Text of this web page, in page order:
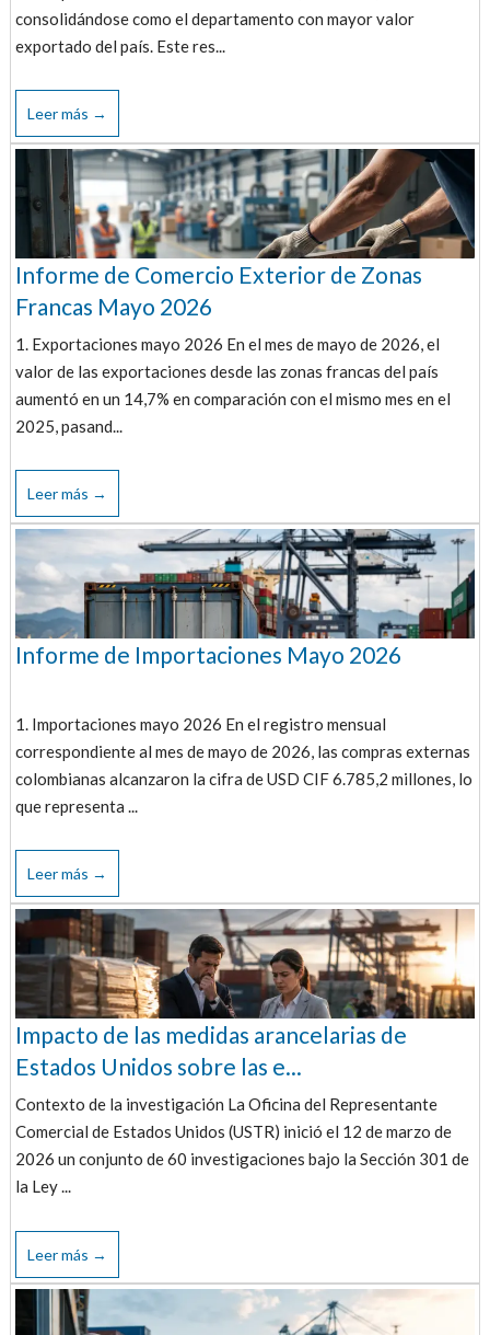
consolidándose como el departamento con mayor valor
exportado del país. Este res...
Leer más →
Informe de Comercio Exterior de Zonas
Francas Mayo 2026
1. Exportaciones mayo 2026 En el mes de mayo de 2026, el
valor de las exportaciones desde las zonas francas del país
aumentó en un 14,7% en comparación con el mismo mes en el
2025, pasand...
Leer más →
Informe de Importaciones Mayo 2026
1. Importaciones mayo 2026 En el registro mensual
correspondiente al mes de mayo de 2026, las compras externas
colombianas alcanzaron la cifra de USD CIF 6.785,2 millones, lo
que representa ...
Leer más →
Impacto de las medidas arancelarias de
Estados Unidos sobre las e...
Contexto de la investigación La Oficina del Representante
Comercial de Estados Unidos (USTR) inició el 12 de marzo de
2026 un conjunto de 60 investigaciones bajo la Sección 301 de
la Ley ...
Leer más →